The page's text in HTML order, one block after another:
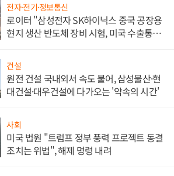
전자·전기·정보통신
로이터 "삼성전자 SK하이닉스 중국 공장용
현지 생산 반도체 장비 시험, 미국 수출통제
건설
원전 건설 국내외서 속도 붙어, 삼성물산·현
대건설·대우건설에 다가오는 '약속의 시간'
사회
미국 법원 "트럼프 정부 풍력 프로젝트 동결
조치는 위법", 해제 명령 내려